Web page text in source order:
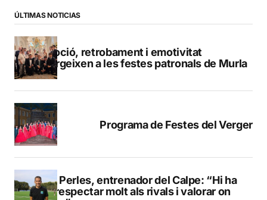
ÚLTIMAS NOTICIAS
Devoció, retrobament i emotivitat
emergeixen a les festes patronals de Murla
Programa de Festes del Verger
Pere Perles, entrenador del Calpe: “Hi ha
que respectar molt als rivals i valorar on